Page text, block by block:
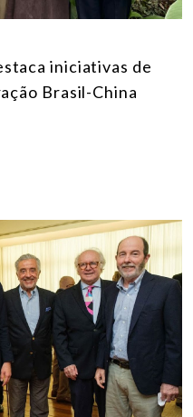
iniciativas de
Brasil-China